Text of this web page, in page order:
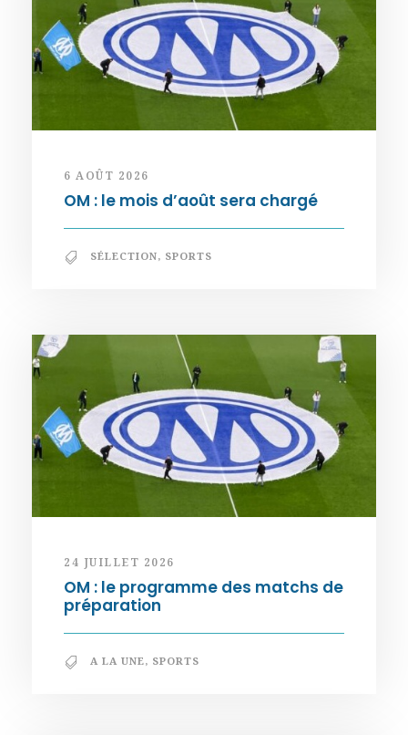
6 AOÛT 2026
OM : le mois d’août sera chargé
SÉLECTION, SPORTS
24 JUILLET 2026
OM : le programme des matchs de
préparation
A LA UNE, SPORTS